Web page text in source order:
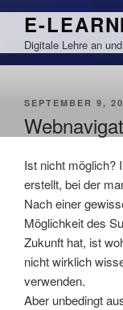
Zum
springen
E-
Digitale Lehre an
SEPTEMBER 9,
Ist nicht möglich?
erstellt, bei der
Nach einer
Möglichkeit des
Zukunft hat, ist
nicht wirklich
verwenden.
Aber unbedingt